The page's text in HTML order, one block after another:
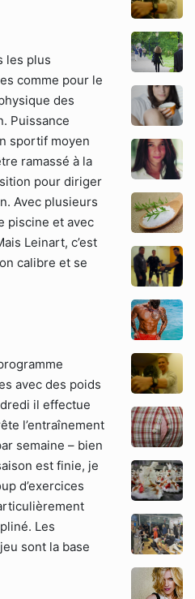
les plus
comme pour le
des
Puissance
sportif moyen
ramassé à la
pour diriger
Avec plusieurs
piscine et avec
Leinart, c’est
calibre et se
avec des poids
il effectue
l’entraînement
semaine – bien
est finie, je
d’exercices
Les
sont la base